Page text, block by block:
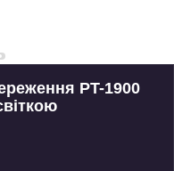
PT-1900